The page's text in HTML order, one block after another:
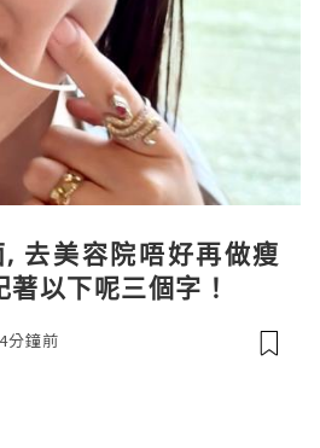
去美容院唔好再做瘦
以下呢三個字！
分鐘前